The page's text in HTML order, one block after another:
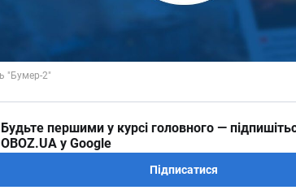
Будьте першими у курсі головного —
OBOZ.UA у Google
Підписатися